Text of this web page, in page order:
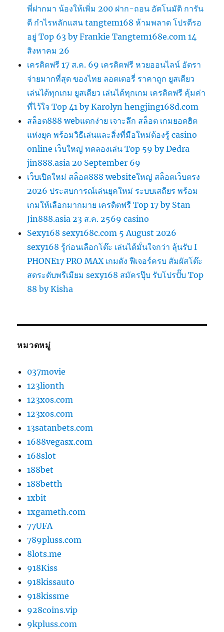
พี่ฝากมา น้องให้เพิ่ม 200 ฝาก-ถอน อัตโนมัติ การัน
ตี กำไรหลักแสน tangtem168 ห้ามพลาด โปรดีรอ
อยู่ Top 63 by Frankie Tangtem168e.com 14
สิงหาคม 26
เครดิตฟรี 17 ส.ค. 69 เครดิตฟรี หวยออนไลน์ อัตรา
จ่ายมากที่สุด ของไทย ลอตเตอรี่ ราคาถูก ยูสเดียว
เล่นได้ทุกเกม ยูสเดียว เล่นได้ทุกเกม เครดิตฟรี คุ้มค่า
ที่ไว้ใจ Top 41 by Karolyn hengjing168d.com
สล็อต888 webแตกง่าย เจาะลึก สล็อต เกมยอดฮิต
แห่งยุค พร้อมวิธีเล่นและสิ่งที่มือใหม่ต้องรู้ casino
online เว็บใหญ่ ทดลองเล่น Top 59 by Dedra
jin888.asia 20 September 69
เว็บเปิดใหม่ สล็อต888 websiteใหญ่ สล็อตเว็บตรง
2026 ประสบการณ์เล่นยุคใหม่ ระบบเสถียร พร้อม
เกมให้เลือกมากมาย เครดิตฟรี Top 17 by Stan
Jin888.asia 23 ส.ค. 2569 casino
Sexy168 sexy168c.com 5 August 2026
sexy168 รู้ก่อนเลือกโต๊ะ เล่นได้มั่นใจกว่า ลุ้นรับ I
PHONE17 PRO MAX เกมดัง ฟีเจอร์ครบ สัมผัสโต๊ะ
สดระดับพรีเมียม sexy168 สมัครปุ๊บ รับโปรปั๊บ Top
88 by Kisha
หมวดหมู่
037movie
123lionth
123xos.com
123xos.com
13satanbets.com
1688vegasx.com
168slot
188bet
188betth
1xbit
1xgameth.com
77UFA
789pluss.com
8lots.me
918Kiss
918kissauto
918kissme
928coins.vip
9kpluss.com